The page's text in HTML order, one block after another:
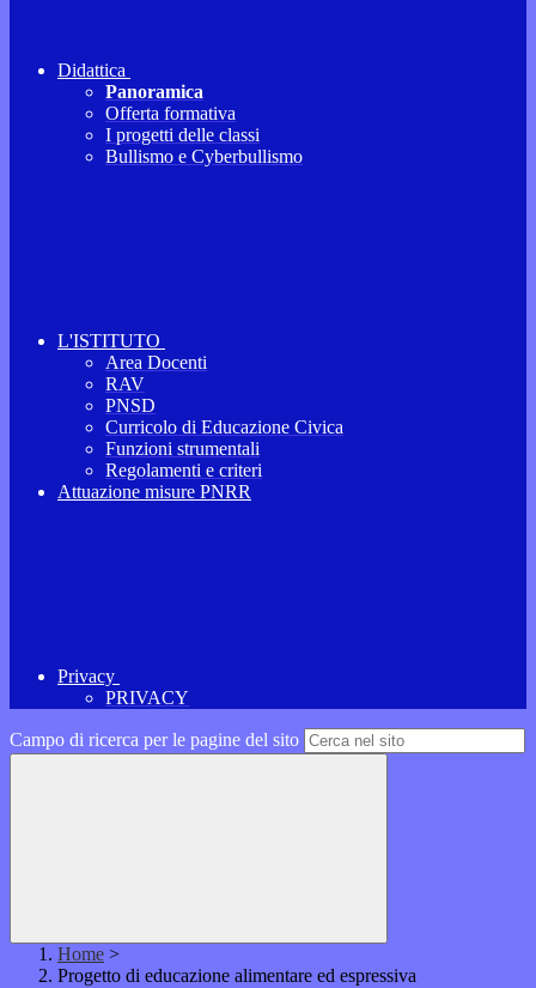
Didattica
Panoramica
Offerta formativa
I progetti delle classi
Bullismo e Cyberbullismo
L'ISTITUTO
Area Docenti
RAV
PNSD
Curricolo di Educazione Civica
Funzioni strumentali
Regolamenti e criteri
Attuazione misure PNRR
Privacy
PRIVACY
Campo di ricerca per le pagine del sito
Home >
Progetto di educazione alimentare ed espressiva